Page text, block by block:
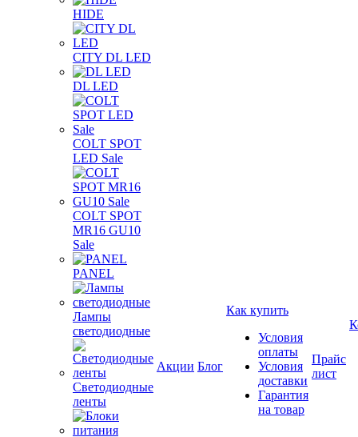
HIDE
CITY DL LED
DL LED
COLT SPOT
LED Sale
COLT SPOT
MR16 GU10
Sale
PANEL
Лампы
светодиодные
Светодиодные
ленты
Акции Блог
Как купить
Условия
оплаты
Условия
доставки
Гарантия
на товар
Прайс
лист